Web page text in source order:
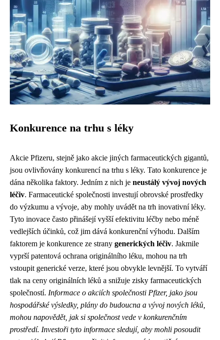
Konkurence na trhu s léky
Akcie Pfizeru, stejně jako akcie jiných farmaceutických gigantů,
jsou ovlivňovány konkurencí na trhu s léky. Tato konkurence je
dána několika faktory. Jedním z nich je neustálý vývoj nových
léčiv. Farmaceutické společnosti investují obrovské prostředky
do výzkumu a vývoje, aby mohly uvádět na trh inovativní léky.
Tyto inovace často přinášejí vyšší efektivitu léčby nebo méně
vedlejších účinků, což jim dává konkurenční výhodu. Dalším
faktorem je konkurence ze strany generických léčiv. Jakmile
vyprší patentová ochrana originálního léku, mohou na trh
vstoupit generické verze, které jsou obvykle levnější. To vytváří
tlak na ceny originálních léků a snižuje zisky farmaceutických
společností. Informace o akciích společnosti Pfizer, jako jsou
hospodářské výsledky, plány do budoucna a vývoj nových léků,
mohou napovědět, jak si společnost vede v konkurenčním
prostředí. Investoři tyto informace sledují, aby mohli posoudit